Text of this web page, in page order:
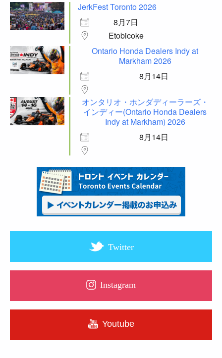
JerkFest Toronto 2026
8月7日
Etobicoke
Ontario Honda Dealers Indy at
Markham 2026
8月14日
オンタリオ・ホンダディーラーズ・
インディー(Ontario Honda Dealers
Indy at Markham) 2026
8月14日
Twitter
Instagram
Youtube